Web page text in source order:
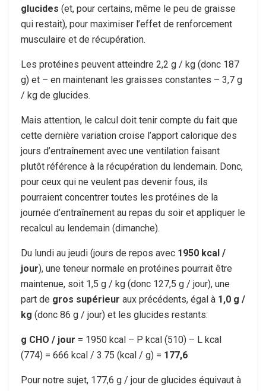
glucides (et, pour certains, même le peu de graisse
qui restait), pour maximiser l’effet de renforcement
musculaire et de récupération.
Les protéines peuvent atteindre 2,2 g / kg (donc 187
g) et – en maintenant les graisses constantes – 3,7 g
/ kg de glucides.
Mais attention, le calcul doit tenir compte du fait que
cette dernière variation croise l’apport calorique des
jours d’entraînement avec une ventilation faisant
plutôt référence à la récupération du lendemain. Donc,
pour ceux qui ne veulent pas devenir fous, ils
pourraient concentrer toutes les protéines de la
journée d’entraînement au repas du soir et appliquer le
recalcul au lendemain (dimanche).
Du lundi au jeudi (jours de repos avec 1950 kcal /
jour), une teneur normale en protéines pourrait être
maintenue, soit 1,5 g / kg (donc 127,5 g / jour), une
part de gros supérieur aux précédents, égal à 1,0 g /
kg (donc 86 g / jour) et les glucides restants:
g CHO / jour = 1950 kcal – P kcal (510) – L kcal
(774) = 666 kcal / 3.75 (kcal / g) = 177,6
Pour notre sujet, 177,6 g / jour de glucides équivaut à